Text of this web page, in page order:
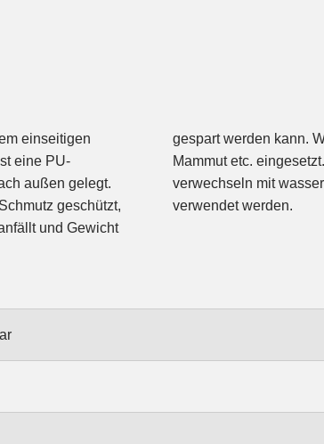
einseitigen
eine PU-
außen gelegt.
geschützt,
und Gewicht
von Arcteryx,
Nicht zu
Trockenanzügen
verwendet werden.